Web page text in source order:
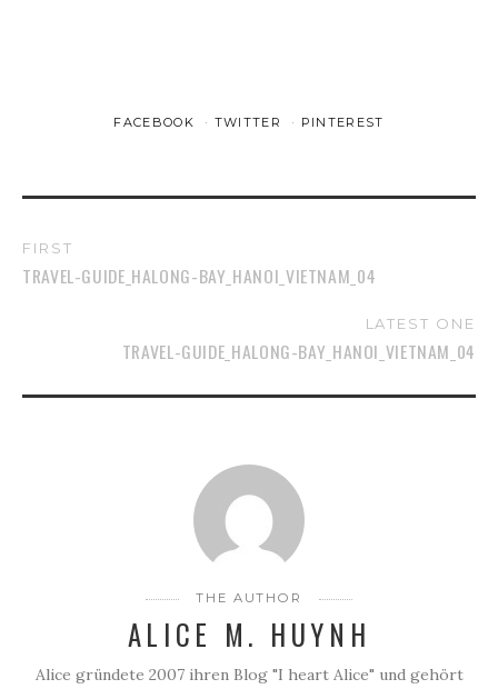
FACEBOOK TWITTER PINTEREST
FIRST
TRAVEL-GUIDE_HALONG-BAY_HANOI_VIETNAM_04
LATEST ONE
TRAVEL-GUIDE_HALONG-BAY_HANOI_VIETNAM_04
THE AUTHOR
ALICE M. HUYNH
Alice gründete 2007 ihren Blog "I heart Alice" und gehört